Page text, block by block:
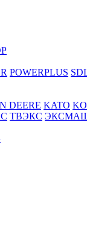
POWERPLUS
DEERE KATO
ТВЭКС